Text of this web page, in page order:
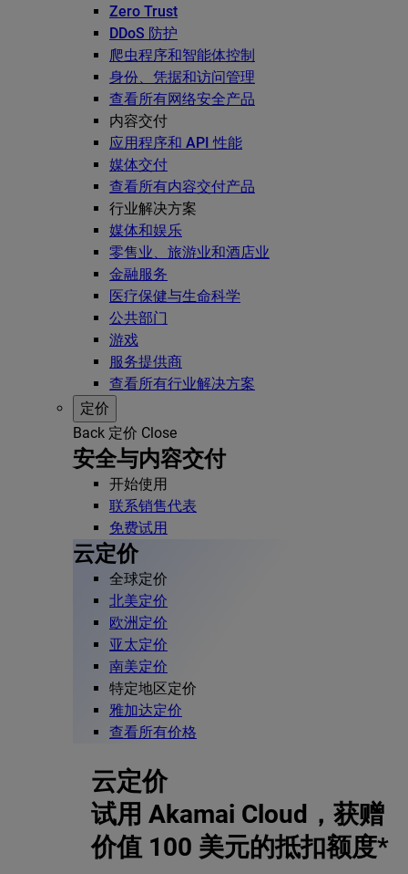
Zero Trust
DDoS 防护
爬虫程序和智能体控制
身份、凭据和访问管理
查看所有网络安全产品
内容交付
应用程序和 API 性能
媒体交付
查看所有内容交付产品
行业解决方案
媒体和娱乐
零售业、旅游业和酒店业
金融服务
医疗保健与生命科学
公共部门
游戏
服务提供商
查看所有行业解决方案
定价
Back 定价 Close
安全与内容交付
开始使用
联系销售代表
免费试用
云定价
全球定价
北美定价
欧洲定价
亚太定价
南美定价
特定地区定价
雅加达定价
查看所有价格
云定价
试用 Akamai Cloud，获赠
价值 100 美元的抵扣额度*